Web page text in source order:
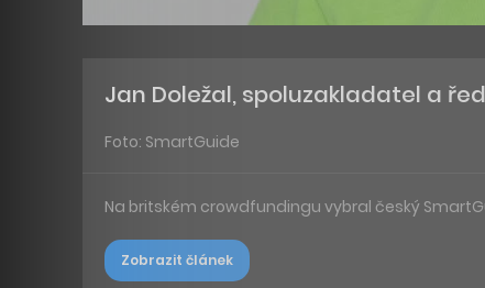
Jan Doležal, spoluzakladatel a
Foto: SmartGuide
Na britském crowdfundingu vybral český
Zobrazit článek